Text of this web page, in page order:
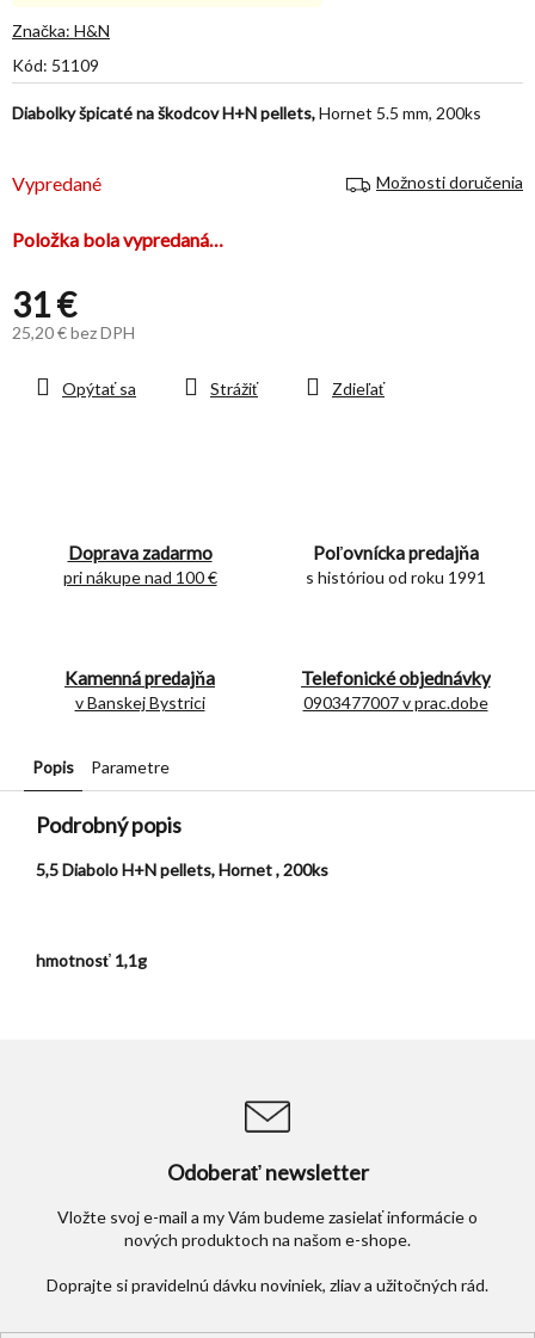
Kód: 51109
31 €
25,20 € bez DPH
Vypredané Možnosti doručenia
Položka bola vypredaná…
Diabolky špicaté na škodcov H+N pellets,Hornet 5.5 mm, 200ks
Opýtať sa Strážiť Zdieľať
produktu
4,7
5
Značka: H&N
Doprava zadarmo
pri nákupe nad 100 €
Poľovnícka predajňa
s históriou od roku 1991
Kamenná predajňa
v Banskej Bystrici
Telefonické objednávky
0903477007 v prac.dobe
Popis Parametre
Podrobný popis
5,5 Diabolo H+N pellets, Hornet , 200ks
hmotnosť 1,1g
Odoberať newsletter
Vložte svoj e-mail a my Vám budeme zasielať informácie o
nových produktoch na našom e-shope.